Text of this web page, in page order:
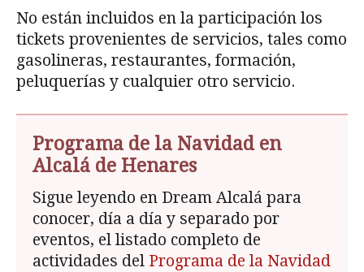
No están incluidos en la participación los
tickets provenientes de servicios, tales como
gasolineras, restaurantes, formación,
peluquerías y cualquier otro servicio.
Programa de la Navidad en
Alcalá de Henares
Sigue leyendo en Dream Alcalá para
conocer, día a día y separado por
eventos, el listado completo de
actividades del Programa de la Navidad